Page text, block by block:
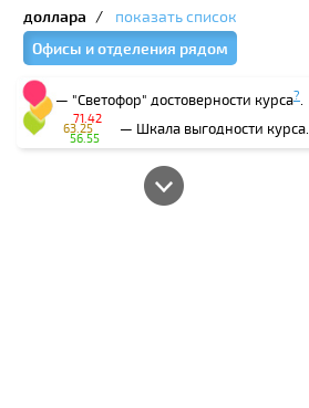
доллара /
показать список
Офисы и отделения рядом
— "Светофор" достоверности курса?.
— Шкала выгодности курса.
56.55
63.25
71.42